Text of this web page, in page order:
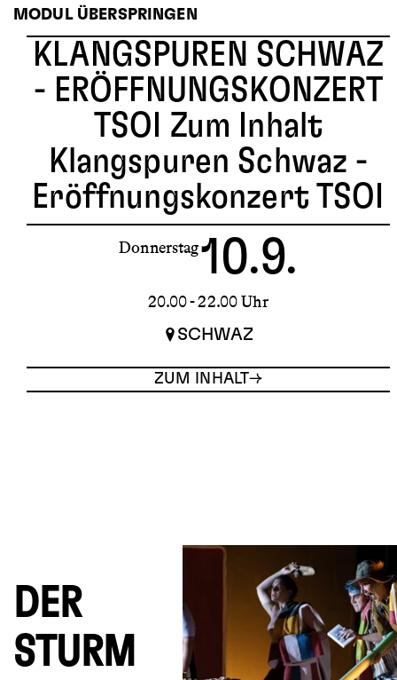
MODUL ÜBERSPRINGEN
KLANGSPUREN SCHWAZ
- ERÖFFNUNGSKONZERT
TSOI Zum Inhalt
Klangspuren Schwaz -
Eröffnungskonzert TSOI
Donnerstag10.9.
20.00 - 22.00 Uhr
SCHWAZ
ZUM INHALT
DER
STURM